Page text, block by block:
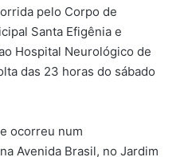
pelo Corpo de
Santa Efigênia e
Hospital Neurológico de
das 23 horas do sábado
ocorreu num
Avenida Brasil, no Jardim